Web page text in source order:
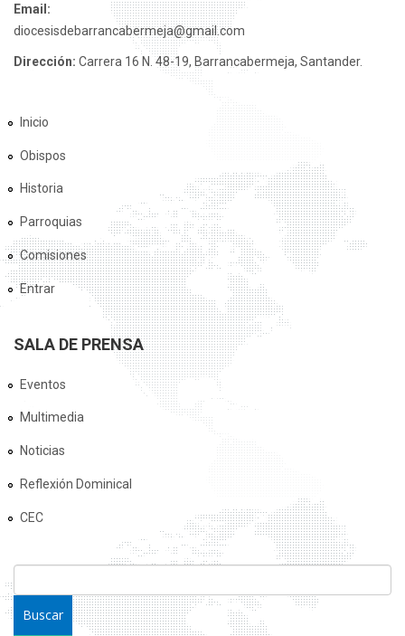
Email:
diocesisdebarrancabermeja@gmail.com
Dirección: Carrera 16 N. 48-19, Barrancabermeja, Santander.
Inicio
Obispos
Historia
Parroquias
Comisiones
Entrar
SALA DE PRENSA
Eventos
Multimedia
Noticias
Reflexión Dominical
CEC
FORMULARIO DE BÚSQUEDA